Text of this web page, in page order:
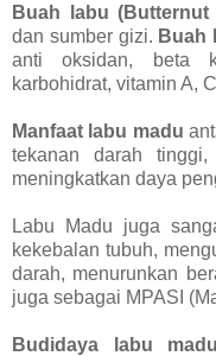
Buah labu (Butternut
dan sumber gizi. Buah
anti oksidan, beta
karbohidrat, vitamin A,
Manfaat labu madu
tekanan darah tinggi,
meningkatkan daya
Labu Madu juga
kekebalan tubuh,
darah, menurunkan
juga sebagai MPASI
Budidaya labu madu